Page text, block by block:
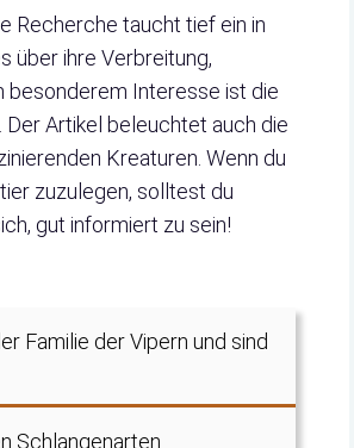
Recherche taucht tief ein in
über ihre Verbreitung,
besonderem Interesse ist die
Artikel beleuchtet auch die
Kreaturen. Wenn du
zuzulegen, solltest du
gut informiert zu sein!
Familie der Vipern und sind
Schlangenarten